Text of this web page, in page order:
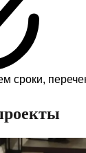
сроки,